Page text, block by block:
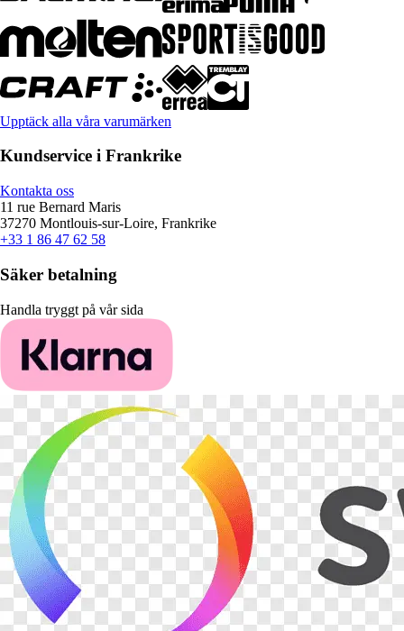
Upptäck alla våra varumärken
Kundservice i Frankrike
Kontakta oss
11 rue Bernard Maris
37270 Montlouis-sur-Loire, Frankrike
+33 1 86 47 62 58
Säker betalning
Handla tryggt på vår sida